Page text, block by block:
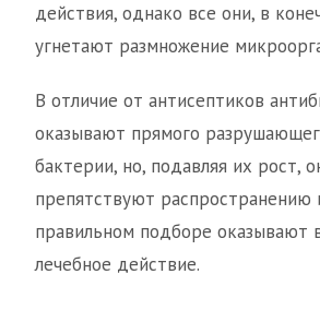
действия, однако все они, в
угнетают размножение
В отличие от антисептиков
оказывают прямого
бактерии, но, подавляя их рост,
препятствуют
правильном подборе оказывают
лечебное действие.